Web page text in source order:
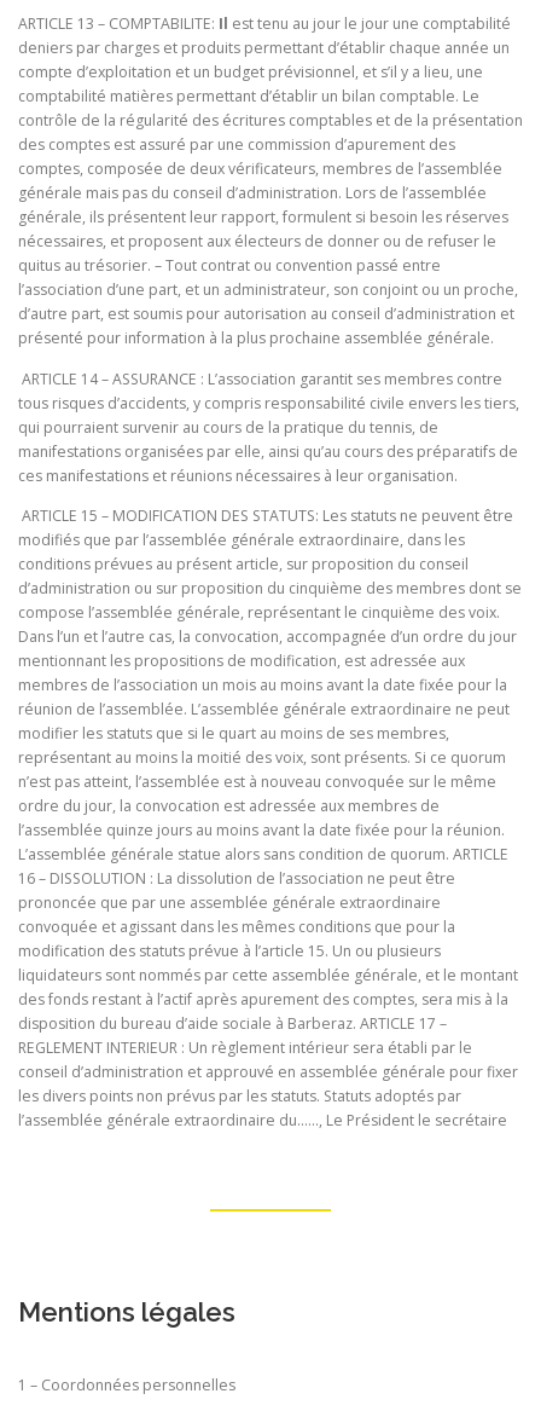
ARTICLE 13 – COMPTABILITE: Il est tenu au jour le jour une comptabilité
deniers par charges et produits permettant d’établir chaque année un
compte d’exploitation et un budget prévisionnel, et s’il y a lieu, une
comptabilité matières permettant d’établir un bilan comptable. Le
contrôle de la régularité des écritures comptables et de la présentation
des comptes est assuré par une commission d’apurement des
comptes, composée de deux vérificateurs, membres de l’assemblée
générale mais pas du conseil d’administration. Lors de l’assemblée
générale, ils présentent leur rapport, formulent si besoin les réserves
nécessaires, et proposent aux électeurs de donner ou de refuser le
quitus au trésorier. – Tout contrat ou convention passé entre
l’association d’une part, et un administrateur, son conjoint ou un proche,
d’autre part, est soumis pour autorisation au conseil d’administration et
présenté pour information à la plus prochaine assemblée générale.
ARTICLE 14 – ASSURANCE : L’association garantit ses membres contre
tous risques d’accidents, y compris responsabilité civile envers les tiers,
qui pourraient survenir au cours de la pratique du tennis, de
manifestations organisées par elle, ainsi qu’au cours des préparatifs de
ces manifestations et réunions nécessaires à leur organisation.
ARTICLE 15 – MODIFICATION DES STATUTS: Les statuts ne peuvent être
modifiés que par l’assemblée générale extraordinaire, dans les
conditions prévues au présent article, sur proposition du conseil
d’administration ou sur proposition du cinquième des membres dont se
compose l’assemblée générale, représentant le cinquième des voix.
Dans l’un et l’autre cas, la convocation, accompagnée d’un ordre du jour
mentionnant les propositions de modification, est adressée aux
membres de l’association un mois au moins avant la date fixée pour la
réunion de l’assemblée. L’assemblée générale extraordinaire ne peut
modifier les statuts que si le quart au moins de ses membres,
représentant au moins la moitié des voix, sont présents. Si ce quorum
n’est pas atteint, l’assemblée est à nouveau convoquée sur le même
ordre du jour, la convocation est adressée aux membres de
l’assemblée quinze jours au moins avant la date fixée pour la réunion.
L’assemblée générale statue alors sans condition de quorum. ARTICLE
16 – DISSOLUTION : La dissolution de l’association ne peut être
prononcée que par une assemblée générale extraordinaire
convoquée et agissant dans les mêmes conditions que pour la
modification des statuts prévue à l’article 15. Un ou plusieurs
liquidateurs sont nommés par cette assemblée générale, et le montant
des fonds restant à l’actif après apurement des comptes, sera mis à la
disposition du bureau d’aide sociale à Barberaz. ARTICLE 17 –
REGLEMENT INTERIEUR : Un règlement intérieur sera établi par le
conseil d’administration et approuvé en assemblée générale pour fixer
les divers points non prévus par les statuts. Statuts adoptés par
l’assemblée générale extraordinaire du……, Le Président le secrétaire
Mentions légales
1 – Coordonnées personnelles